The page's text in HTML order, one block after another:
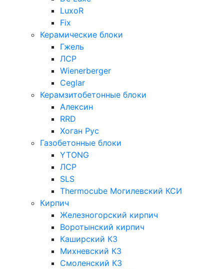
LuxoR
Fix
Керамические блоки
Гжель
ЛСР
Wienerberger
Ceglar
Керамзитобетонные блоки
Алексин
RRD
Хоган Рус
Газобетонные блоки
YTONG
ЛСР
SLS
Thermocube Могилевский КСИ
Кирпич
Железногорский кирпич
Воротынский кирпич
Каширский КЗ
Михневский КЗ
Смоленский КЗ